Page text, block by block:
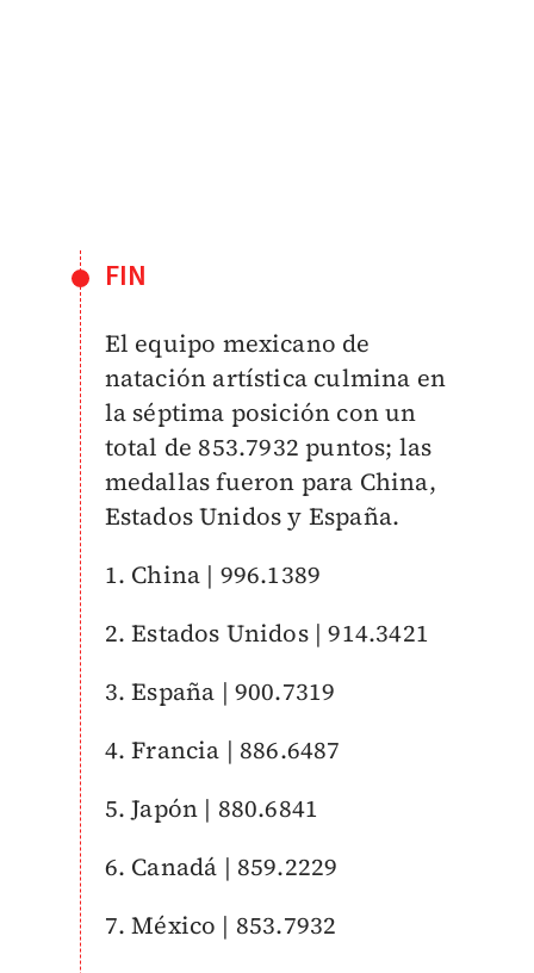
FIN
El equipo mexicano de
natación artística culmina en
la séptima posición con un
total de 853.7932 puntos; las
medallas fueron para China,
Estados Unidos y España.
1. China | 996.1389
2. Estados Unidos | 914.3421
3. España | 900.7319
4. Francia | 886.6487
5. Japón | 880.6841
6. Canadá | 859.2229
7. México | 853.7932